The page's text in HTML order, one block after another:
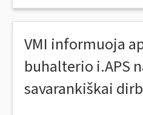
VMI informuoja
buhalterio i.APS
savarankiškai